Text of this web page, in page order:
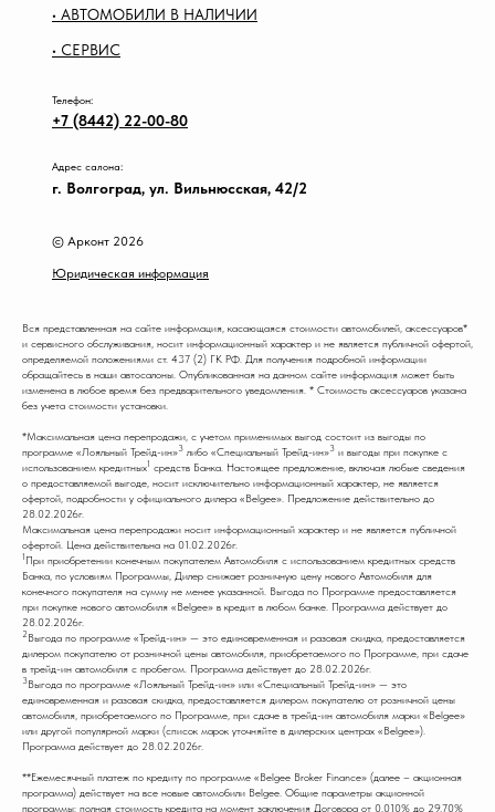
Адрес салона:
г. Волгоград, ул. Вильнюсская, 42/2
+7 (8442) 22-00-80
Телефон:
© Арконт 2026
Юридическая информация
• АВТОМОБИЛИ В НАЛИЧИИ
• СЕРВИС
Вся представленная на сайте информация, касающаяся стоимости автомобилей, аксессуаров*
и сервисного обслуживания, носит информационный характер и не является публичной офертой,
определяемой положениями ст. 437 (2) ГК РФ. Для получения подробной информации
обращайтесь в наши автосалоны. Опубликованная на данном сайте информация может быть
изменена в любое время без предварительного уведомления. * Стоимость аксессуаров указана
без учета стоимости установки.
*Максимальная цена перепродажи, с учетом применимых выгод состоит из выгоды по
программе «Лояльный Трейд-ин»3 либо «Специальный Трейд-ин»3 и выгоды при покупке с
использованием кредитных1 средств Банка. Настоящее предложение, включая любые сведения
о предоставляемой выгоде, носит исключительно информационный характер, не является
офертой, подробности у официального дилера «Belgee». Предложение действительно до
28.02.2026г.
Максимальная цена перепродажи носит информационный характер и не является публичной
офертой. Цена действительна на 01.02.2026г.
1 При приобретении конечным покупателем Автомобиля с использованием кредитных средств
Банка, по условиям Программы, Дилер снижает розничную цену нового Автомобиля для
конечного покупателя на сумму не менее указанной. Выгода по Программе предоставляется
при покупке нового автомобиля «Belgee» в кредит в любом банке. Программа действует до
28.02.2026г.
2 Выгода по программе «Трейд-ин» — это единовременная и разовая скидка, предоставляется
дилером покупателю от розничной цены автомобиля, приобретаемого по Программе, при сдаче
в трейд-ин автомобиля с пробегом. Программа действует до 28.02.2026г.
3Выгода по программе «Лояльный Трейд-ин» или «Специальный Трейд-ин» — это
единовременная и разовая скидка, предоставляется дилером покупателю от розничной цены
автомобиля, приобретаемого по Программе, при сдаче в трейд-ин автомобиля марки «Belgee»
или другой популярной марки (список марок уточняйте в дилерских центрах «Belgee»).
Программа действует до 28.02.2026г.
**Ежемесячный платеж по кредиту по программе «Belgee Broker Finance» (далее – акционная
программа) действует на все новые автомобили Belgee. Общие параметры акционной
программы: полная стоимость кредита на момент заключения Договора от 0,010% до 29,70%